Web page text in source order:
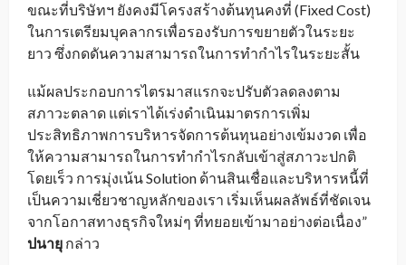
ขณะที่บริษัทฯ ยังคงมีโครงสร้างต้นทุนคงที่ (Fixed Cost)
ในการเตรียมบุคลากรเพื่อรองรับการขยายตัวในระยะ
ยาว ซึ่งกดดันความสามารถในการทำกำไรในระยะสั้น
แม้ผลประกอบการไตรมาสแรกจะปรับตัวลดลงตาม
สภาวะตลาด แต่เราได้เร่งดำเนินมาตรการเพิ่ม
ประสิทธิภาพการบริหารจัดการต้นทุนอย่างเข้มงวด เพื่อ
ให้ความสามารถในการทำกำไรกลับเข้าสู่สภาวะปกติ
โดยเร็ว การมุ่งเน้น Solution ด้านสินเชื่อและบริหารหนี้ที่
เป็นความเชี่ยวชาญหลักของเรา เริ่มเห็นผลลัพธ์ที่ชัดเจน
จากโอกาสทางธุรกิจใหม่ๆ ที่ทยอยเข้ามาอย่างต่อเนื่อง”
ปนายุ กล่าว